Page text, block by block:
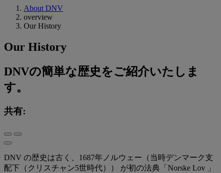
About DNV
overview
Our History
Our History
DNVの簡単な歴史をご紹介いたしま
す。
共有:
DNV の歴史は古く、1687年ノルウェー（当時デンマーク支
配下（クリスチャン5世時代）） が初の法典「Norske Lov 」